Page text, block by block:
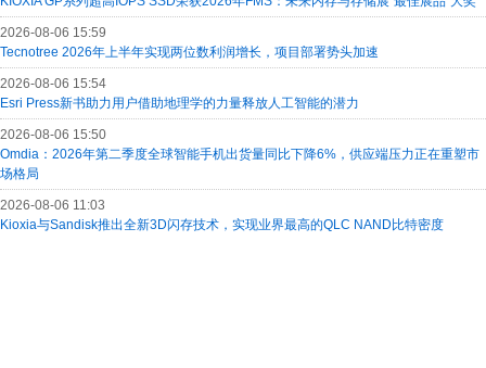
2026-08-06 15:59
Tecnotree 2026年上半年实现两位数利润增长，项目部署势头加速
2026-08-06 15:54
Esri Press新书助力用户借助地理学的力量释放人工智能的潜力
2026-08-06 15:50
Omdia：2026年第二季度全球智能手机出货量同比下降6%，供应端压力正在重塑市
场格局
2026-08-06 11:03
Kioxia与Sandisk推出全新3D闪存技术，实现业界最高的QLC NAND比特密度